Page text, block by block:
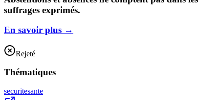
suffrages exprimés.
En savoir plus →
Rejeté
Thématiques
securitesante